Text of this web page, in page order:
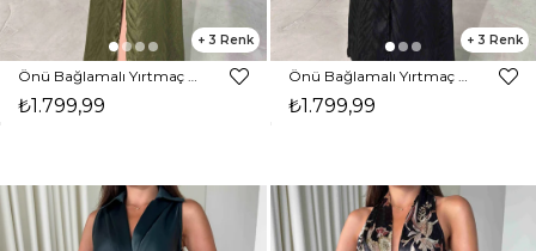
3
₺1.799,99
3
₺1.799,99